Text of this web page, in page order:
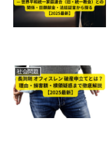
社会問題